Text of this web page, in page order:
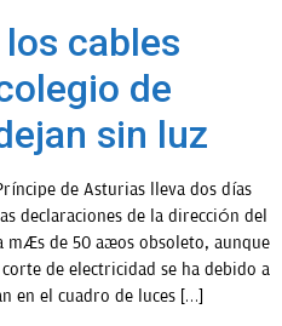
cables
de
sin luz
de Asturias lleva dos días
declaraciones de la dirección del
más de 50 años obsoleto, aunque
de electricidad se ha debido a
en el cuadro de luces […]